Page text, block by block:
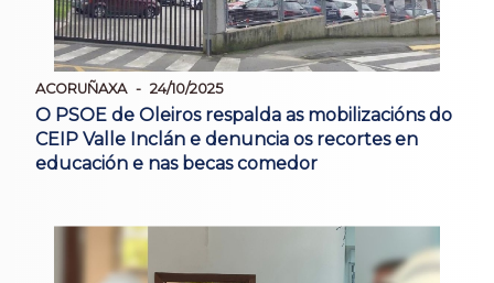
ACORUÑAXA 24/10/2025
O PSOE de Oleiros respalda as mobilizacións do
CEIP Valle Inclán e denuncia os recortes en
educación e nas becas comedor